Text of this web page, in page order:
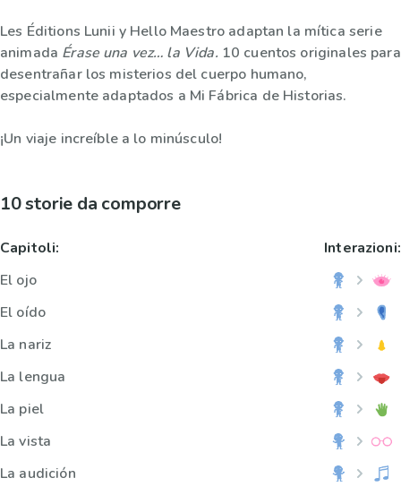
Les Éditions Lunii y Hello Maestro adaptan la mítica serie
animada Érase una vez… la Vida. 10 cuentos originales para
desentrañar los misterios del cuerpo humano,
especialmente adaptados a Mi Fábrica de Historias.
¡Un viaje increíble a lo minúsculo!
10 storie da comporre
Capitoli:
El ojo
El oído
La nariz
La lengua
La piel
La vista
La audición
Interazioni: